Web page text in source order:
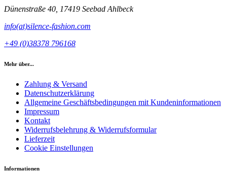
Dünenstraße 40, 17419 Seebad Ahlbeck
info(at)silence-fashion.com
+49 (0)38378 796168
Mehr über...
Zahlung & Versand
Datenschutzerklärung
Allgemeine Geschäftsbedingungen mit Kundeninformationen
Impressum
Kontakt
Widerrufsbelehrung & Widerrufsformular
Lieferzeit
Cookie Einstellungen
Informationen